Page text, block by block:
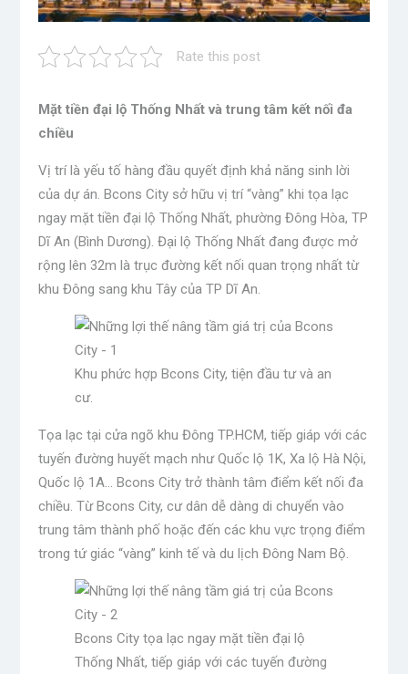
Rate this post
Mặt tiền đại lộ Thống Nhất và trung tâm kết nối đa
chiều
Vị trí là yếu tố hàng đầu quyết định khả năng sinh lời
của dự án. Bcons City sở hữu vị trí “vàng” khi tọa lạc
ngay mặt tiền đại lộ Thống Nhất, phường Đông Hòa, TP
Dĩ An (Bình Dương). Đại lộ Thống Nhất đang được mở
rộng lên 32m là trục đường kết nối quan trọng nhất từ ​​
khu Đông sang khu Tây của TP Dĩ An.
Khu phức hợp Bcons City, tiện đầu tư và an
cư.
Tọa lạc tại cửa ngõ khu Đông TP.HCM, tiếp giáp với các
tuyến đường huyết mạch như Quốc lộ 1K, Xa lộ Hà Nội,
Quốc lộ 1A… Bcons City trở thành tâm điểm kết nối đa
chiều. Từ Bcons City, cư dân dễ dàng di chuyển vào
trung tâm thành phố hoặc đến các khu vực trọng điểm
trong tứ giác “vàng” kinh tế và du lịch Đông Nam Bộ.
Bcons City tọa lạc ngay mặt tiền đại lộ
Thống Nhất, tiếp giáp với các tuyến đường